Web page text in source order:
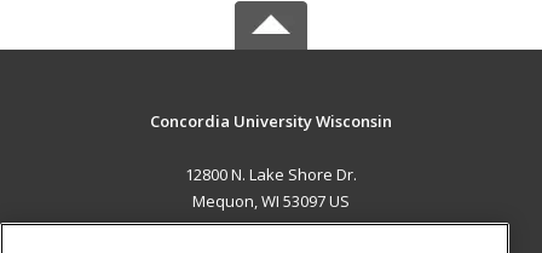
Concordia University Wisconsin
12800 N. Lake Shore Dr.
Mequon, WI 53097 US